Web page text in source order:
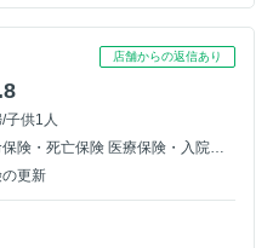
店舗からの返信あり
子供1人
生命保険・死亡保険 医療保険・入院保険 がん保険
更新